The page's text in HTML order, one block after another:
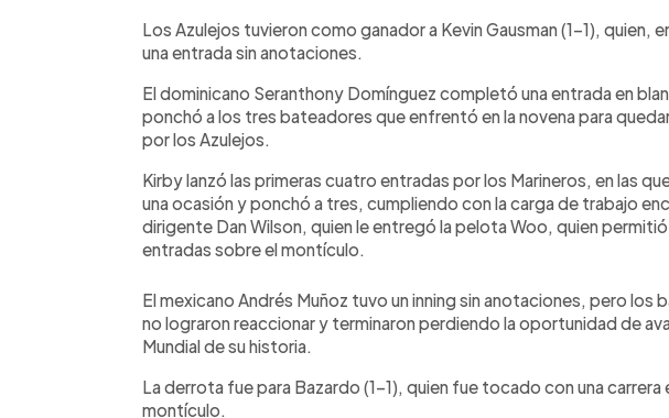
Los Azulejos tuvieron como ganador a Kevin Gausman (1-1), quien,
una entrada sin anotaciones.
El dominicano Seranthony Domínguez completó una entrada en
ponchó a los tres bateadores que enfrentó en la novena para
por los Azulejos.
Kirby lanzó las primeras cuatro entradas por los Marineros, en las
una ocasión y ponchó a tres, cumpliendo con la carga de trabajo
dirigente Dan Wilson, quien le entregó la pelota Woo, quien permitió
entradas sobre el montículo.
El mexicano Andrés Muñoz tuvo un inning sin anotaciones, pero los
no lograron reaccionar y terminaron perdiendo la oportunidad de
Mundial de su historia.
La derrota fue para Bazardo (1-1), quien fue tocado con una carrera
montículo.